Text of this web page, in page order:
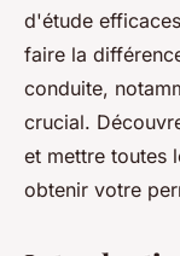
d'étude
faire la
conduite,
crucial.
et mettre toutes
obtenir votre